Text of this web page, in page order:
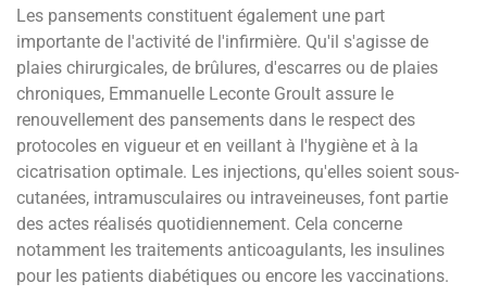
Les pansements constituent également une part
importante de l'activité de l'infirmière. Qu'il s'agisse de
plaies chirurgicales, de brûlures, d'escarres ou de plaies
chroniques, Emmanuelle Leconte Groult assure le
renouvellement des pansements dans le respect des
protocoles en vigueur et en veillant à l'hygiène et à la
cicatrisation optimale. Les injections, qu'elles soient sous-
cutanées, intramusculaires ou intraveineuses, font partie
des actes réalisés quotidiennement. Cela concerne
notamment les traitements anticoagulants, les insulines
pour les patients diabétiques ou encore les vaccinations.